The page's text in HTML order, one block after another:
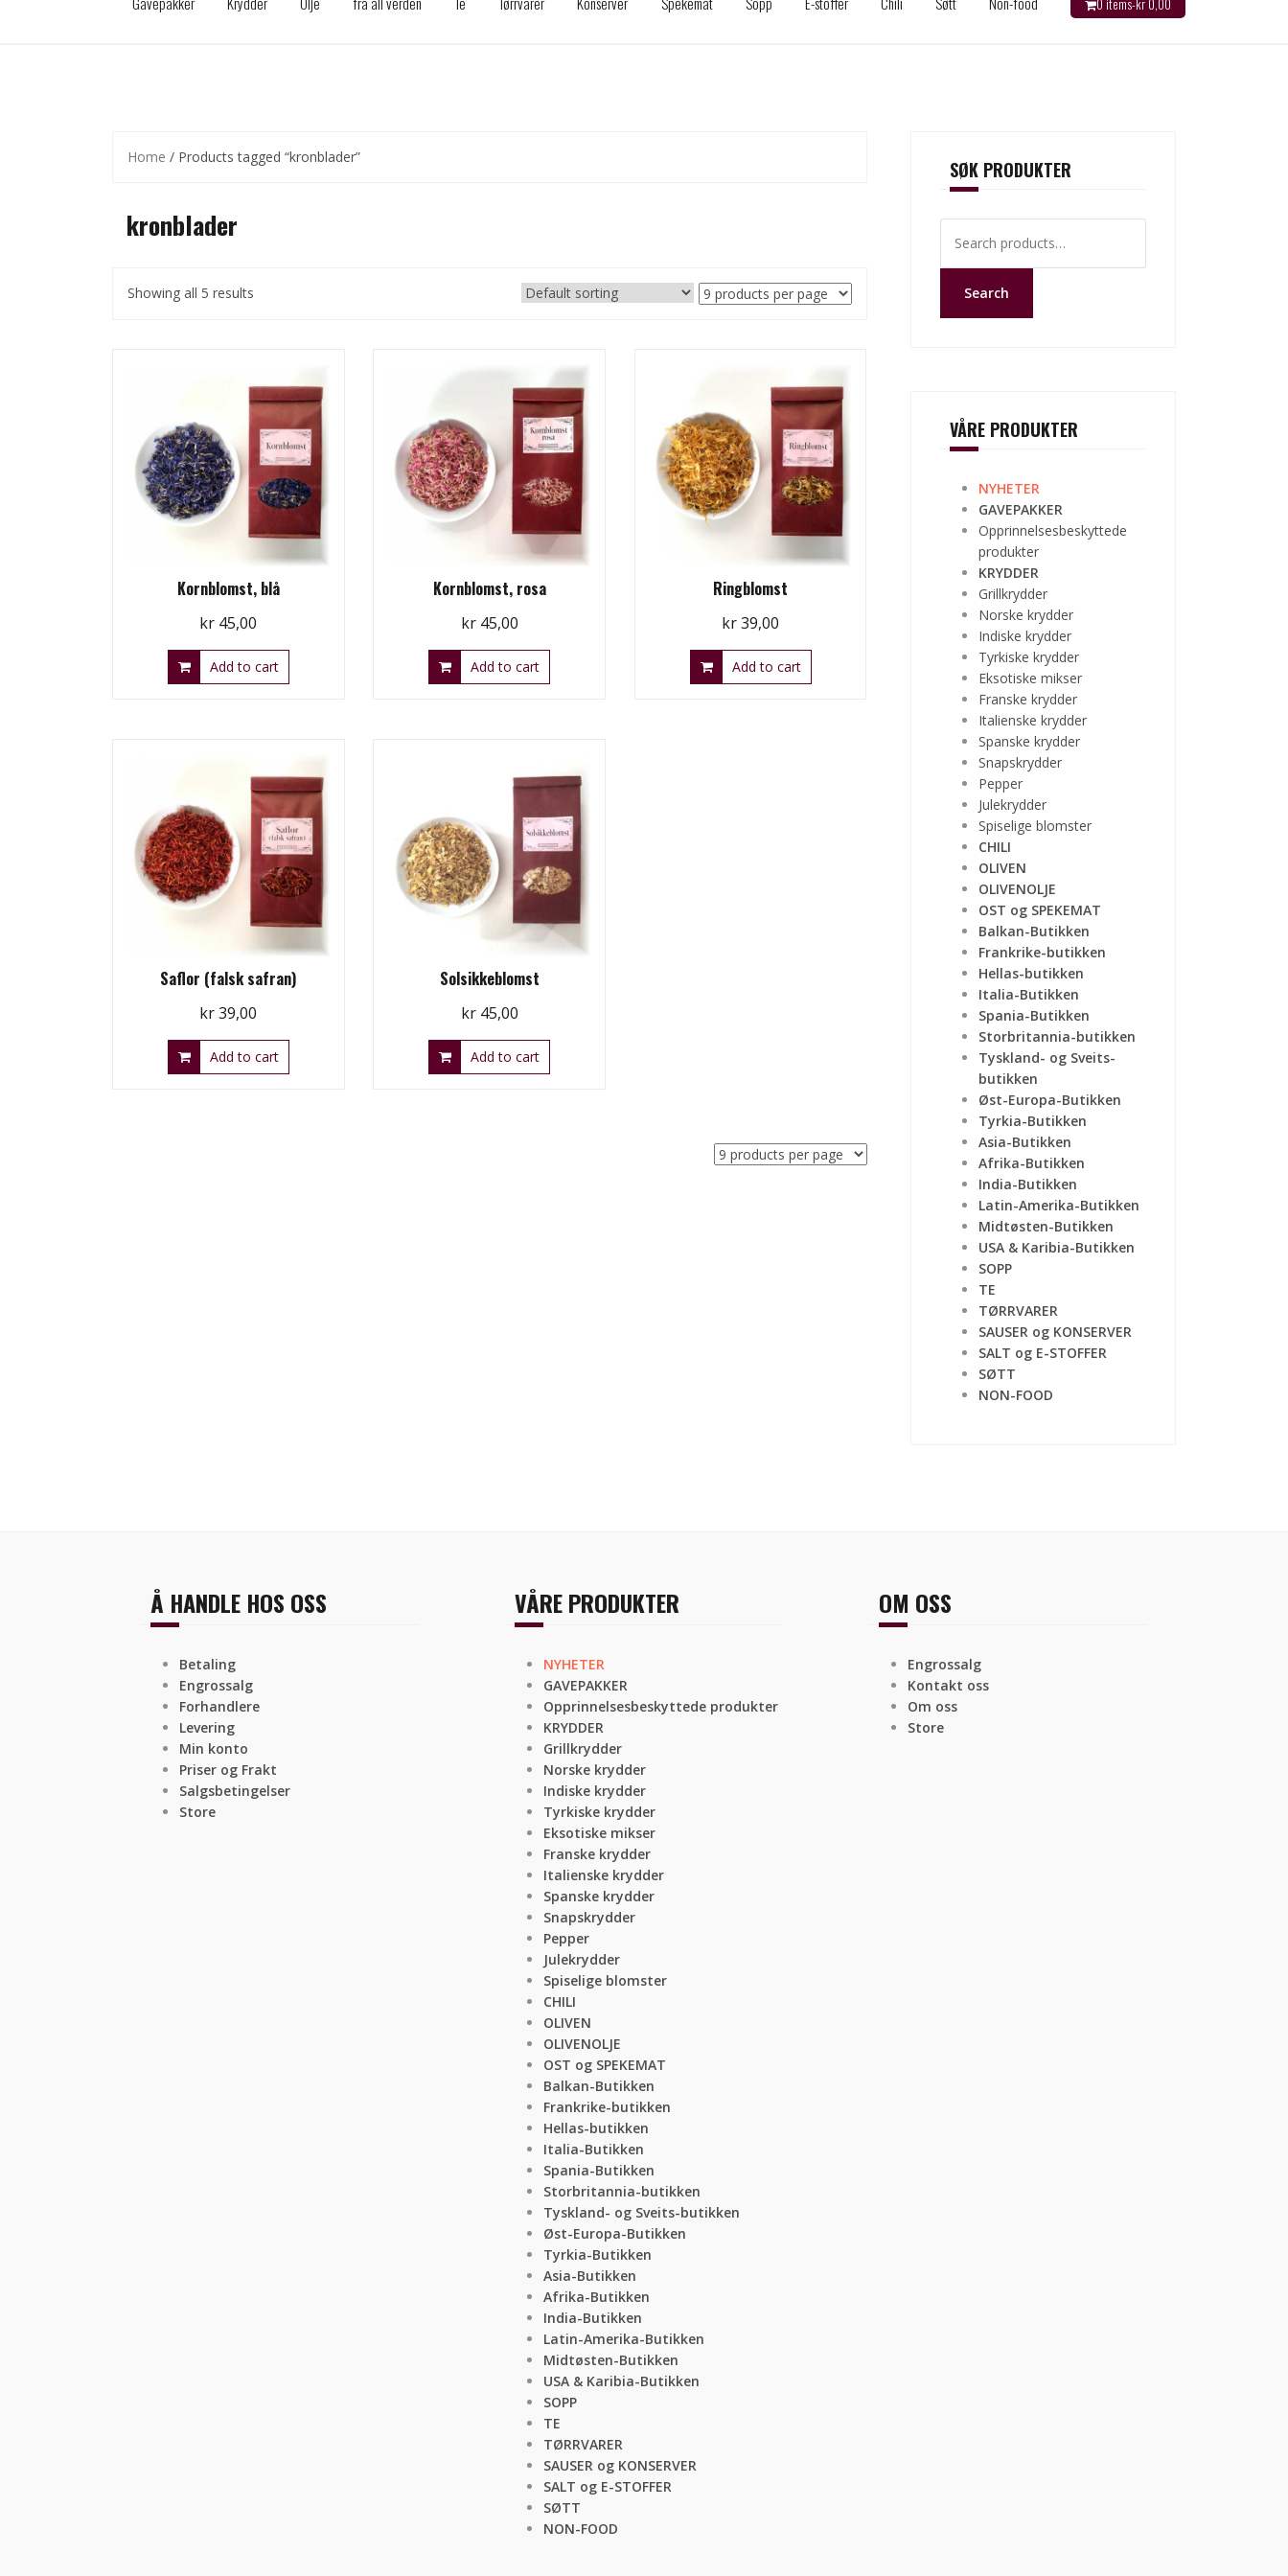
0 items-kr0,00
Home / Products tagged “kronblader”
kronblader
Showing all 5 results
Kornblomst, blå
kr 45,00
Add to cart
Kornblomst, rosa
kr45,00
Add to cart
Ringblomst
kr39,00
Add to cart
Saflor (falsk safran)
kr39,00
Add to cart
Solsikkeblomst
kr45,00
Add to cart
SØK PRODUKTER
for:
Search
VÅRE PRODUKTER
NYHETER
GAVEPAKKER
Opprinnelsesbeskyttede
produkter
KRYDDER
Grillkrydder
Norske krydder
Indiske krydder
Tyrkiske krydder
Eksotiske mikser
Franske krydder
Italienske krydder
Spanske krydder
Snapskrydder
Pepper
Julekrydder
Spiselige blomster
CHILI
OLIVEN
OLIVENOLJE
OST og SPEKEMAT
Balkan-Butikken
Frankrike-butikken
Hellas-butikken
Italia-Butikken
Spania-Butikken
Storbritannia-butikken
Tyskland- og Sveits-
butikken
Øst-Europa-Butikken
Tyrkia-Butikken
Asia-Butikken
Afrika-Butikken
India-Butikken
Latin-Amerika-Butikken
Midtøsten-Butikken
USA & Karibia-Butikken
SOPP
TE
TØRRVARER
SAUSER og KONSERVER
SALT og E-STOFFER
SØTT
NON-FOOD
Å HANDLE HOS OSS
Betaling
Engrossalg
Forhandlere
Levering
Min konto
Priser og Frakt
Salgsbetingelser
Store
VÅRE PRODUKTER
NYHETER
GAVEPAKKER
Opprinnelsesbeskyttede produkter
KRYDDER
Grillkrydder
Norske krydder
Indiske krydder
Tyrkiske krydder
Eksotiske mikser
Franske krydder
Italienske krydder
Spanske krydder
Snapskrydder
Pepper
Julekrydder
Spiselige blomster
CHILI
OLIVEN
OLIVENOLJE
OST og SPEKEMAT
Balkan-Butikken
Frankrike-butikken
Hellas-butikken
Italia-Butikken
Spania-Butikken
Storbritannia-butikken
Tyskland- og Sveits-butikken
Øst-Europa-Butikken
Tyrkia-Butikken
Asia-Butikken
Afrika-Butikken
India-Butikken
Latin-Amerika-Butikken
Midtøsten-Butikken
USA & Karibia-Butikken
SOPP
TE
TØRRVARER
SAUSER og KONSERVER
SALT og E-STOFFER
SØTT
NON-FOOD
OM OSS
Engrossalg
Kontakt oss
Om oss
Store